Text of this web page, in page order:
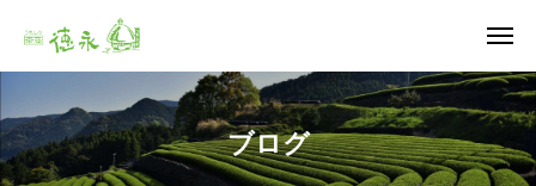
ブログ